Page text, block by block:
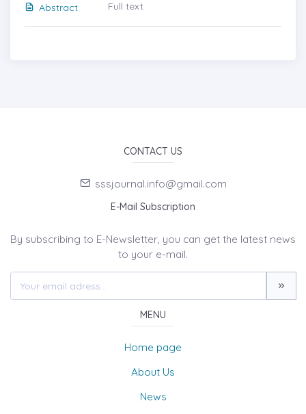
Abstract
Full text
CONTACT US
sssjournal.info@gmail.com
E-Mail Subscription
By subscribing to E-Newsletter, you can get the latest news
to your e-mail.
MENU
Home page
About Us
News